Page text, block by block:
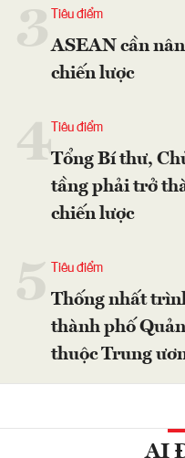
Tiêu điểm
ASEAN cần
chiến lược
4 Tiêu điểm
Tổng Bí thư,
tầng phải trở
chiến lược
Tiêu điểm
Thống nhất
thành phố
thuộc Trung
AI